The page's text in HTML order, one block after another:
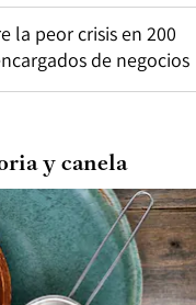
la peor crisis en 200
de negocios
y canela